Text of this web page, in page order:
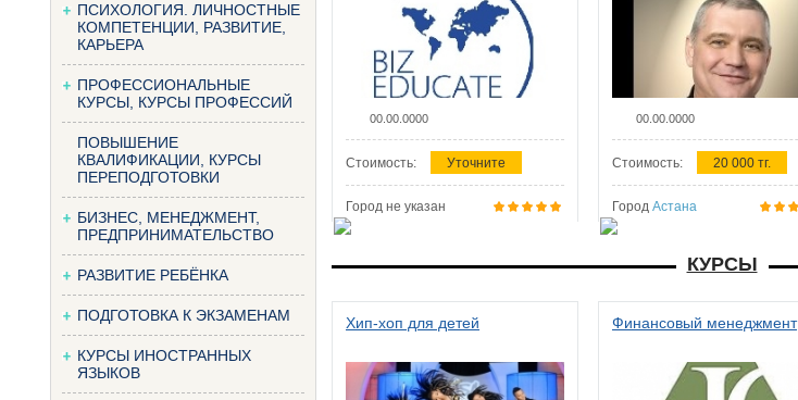
ПСИХОЛОГИЯ. ЛИЧНОСТНЫЕ
КОМПЕТЕНЦИИ, РАЗВИТИЕ,
КАРЬЕРА
ПРОФЕССИОНАЛЬНЫЕ
КУРСЫ, КУРСЫ ПРОФЕССИЙ
ПОВЫШЕНИЕ
КВАЛИФИКАЦИИ, КУРСЫ
ПЕРЕПОДГОТОВКИ
БИЗНЕС, МЕНЕДЖМЕНТ,
ПРЕДПРИНИМАТЕЛЬСТВО
РАЗВИТИЕ РЕБЁНКА
ПОДГОТОВКА К ЭКЗАМЕНАМ
КУРСЫ ИНОСТРАННЫХ
ЯЗЫКОВ
00.00.0000
Стоимость: Уточните
Город не указан
00.00.0000
Стоимость: 20 000 тг.
Город Астана
КУРСЫ
Хип-хоп для детей Финансовый менеджмент